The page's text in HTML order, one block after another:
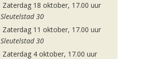
Zaterdag 18 oktober, 17.00 uur
Sleutelstad 30
Zaterdag 11 oktober, 17.00 uur
Sleutelstad 30
Zaterdag 4 oktober, 17.00 uur